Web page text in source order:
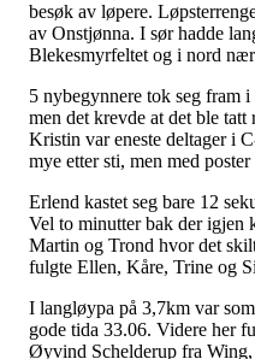
besøk av løpere.
av Onstjønna. I sør hadde
Blekesmyrfeltet og i nord
5 nybegynnere tok seg fram
men det krevde at det ble tatt
Kristin var eneste deltager i
mye etter sti, men med
Erlend kastet seg bare 12
Vel to minutter bak der igjen
Martin og Trond hvor det
fulgte Ellen, Kåre, Trine og
I langløypa på 3,7km var
gode tida 33.06. Videre her
Øyvind Schelderup fra